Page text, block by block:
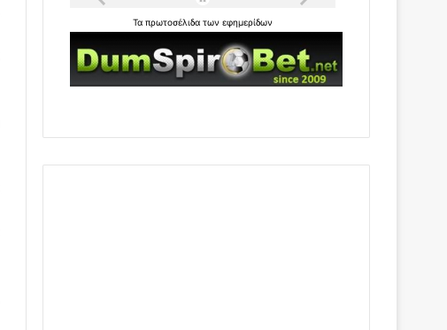
Ταπρωτοσέλιδατωνεφημερίδων